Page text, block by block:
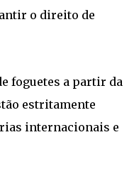
o direito de
foguetes a partir da
estritamente
internacionais e